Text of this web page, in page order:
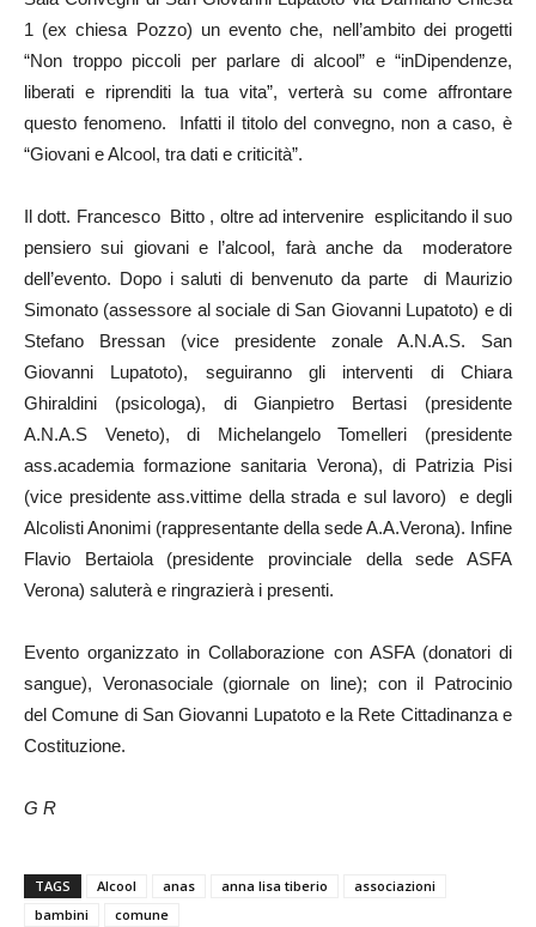
1 (ex chiesa Pozzo) un evento che, nell’ambito dei progetti
“Non troppo piccoli per parlare di alcool” e “inDipendenze,
liberati e riprenditi la tua vita”, verterà su come affrontare
questo fenomeno. Infatti il titolo del convegno, non a caso, è
“Giovani e Alcool, tra dati e criticità”.
Il dott. Francesco Bitto , oltre ad intervenire esplicitando il suo
pensiero sui giovani e l’alcool, farà anche da moderatore
dell’evento. Dopo i saluti di benvenuto da parte di Maurizio
Simonato (assessore al sociale di San Giovanni Lupatoto) e di
Stefano Bressan (vice presidente zonale A.N.A.S. San
Giovanni Lupatoto), seguiranno gli interventi di Chiara
Ghiraldini (psicologa), di Gianpietro Bertasi (presidente
A.N.A.S Veneto), di Michelangelo Tomelleri (presidente
ass.academia formazione sanitaria Verona), di Patrizia Pisi
(vice presidente ass.vittime della strada e sul lavoro) e degli
Alcolisti Anonimi (rappresentante della sede A.A.Verona). Infine
Flavio Bertaiola (presidente provinciale della sede ASFA
Verona) saluterà e ringrazierà i presenti.
Evento organizzato in Collaborazione con ASFA (donatori di
sangue), Veronasociale (giornale on line); con il Patrocinio
del Comune di San Giovanni Lupatoto e la Rete Cittadinanza e
Costituzione.
G R
TAGS Alcool anas anna lisa tiberio
associazioni
bambini
comune